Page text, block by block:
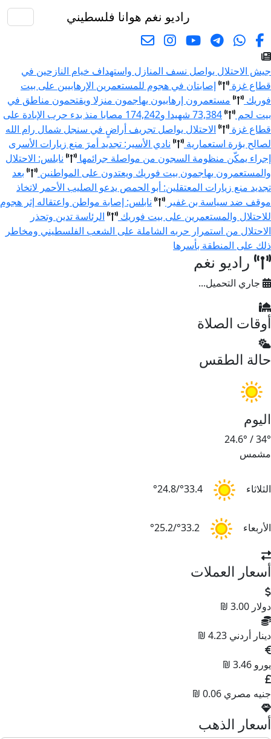
راديو نغم هوانا فلسطيني
جيش الاحتلال يواصل نسف المنازل واستهداف خيام النازحين في
قطاع غزة
إصابتان في هجوم للمستعمرين الإرهابيين على بيت
فوريك
مستعمرون إرهابيون يهاجمون منزلا ويقتحمون مناطق في
بيت لحم
73,384 شهيدا و174,242 مصابا منذ بدء حرب الإبادة على
قطاع غزة
الاحتلال يواصل تجريف أراضٍ في سنجل شمال رام الله
لصالح بؤرة استعمارية
نادي الأسير: تجديد أمرَ منع زيارات الأسرى
إجراء يمكّن منظومة السجون من مواصلة جرائمها
نابلس: الاحتلال
والمستعمرون يهاجمون بيت فوريك ويعتدون على المواطنين
بعد
تجديد منع زيارات المعتقلين: أبو الحمص يدعو الصليب الأحمر لاتخاذ
موقف ضد سياسة بن غفير
نابلس: إصابة مواطن واعتقاله إثر هجوم
للاحتلال والمستعمرين على بيت فوريك
الرئاسة تدين وتحذر
الاحتلال من استمرار حربه الشاملة على الشعب الفلسطيني ومخاطر
ذلك على المنطقة بأسرها
راديو نغم
جاري التحميل...
أوقات الصلاة
حالة الطقس
اليوم
34°
/
24.6°
مشمس
الثلاثاء 33.4°/24.8°
الأربعاء 33.2°/25.2°
أسعار العملات
دولار 3.00 ₪
دينار أردني 4.23 ₪
يورو 3.46 ₪
جنيه مصري 0.06 ₪
أسعار الذهب